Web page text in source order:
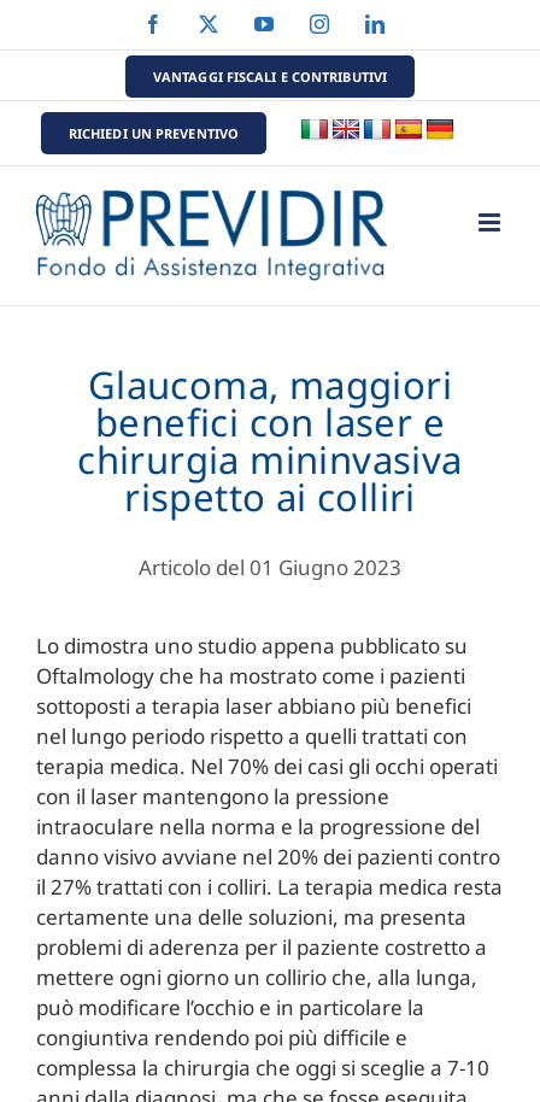
al
Facebook YouTubeInstagramLinkedIn
VANTAGGI FISCALI E CONTRIBUTIVI
RICHIEDI UN PREVENTIVO
Glaucoma, maggiori
benefici con laser e
chirurgia mininvasiva
rispetto ai colliri
Articolo del 01 Giugno 2023
Lo dimostra uno studio appena pubblicato su
Oftalmology che ha mostrato come i pazienti
sottoposti a terapia laser abbiano più benefici
nel lungo periodo rispetto a quelli trattati con
terapia medica. Nel 70% dei casi gli occhi operati
con il laser mantengono la pressione
intraoculare nella norma e la progressione del
danno visivo avviane nel 20% dei pazienti contro
il 27% trattati con i colliri. La terapia medica resta
certamente una delle soluzioni, ma presenta
problemi di aderenza per il paziente costretto a
mettere ogni giorno un collirio che, alla lunga,
può modificare l’occhio e in particolare la
congiuntiva rendendo poi più difficile e
complessa la chirurgia che oggi si sceglie a 7-10